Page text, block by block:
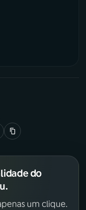
do
um clique.